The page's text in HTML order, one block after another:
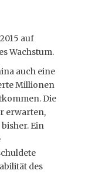
auf
Wachstum.
auch eine
Millionen
Die
erwarten,
Ein
des